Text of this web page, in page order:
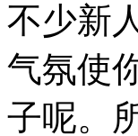
不少新
气氛使
子呢。